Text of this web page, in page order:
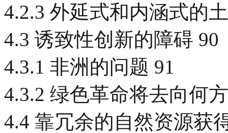
4.2.3 外延式和内涵式的
4.3 诱致性创新的障碍 90
4.3.1 非洲的问题 91
4.3.2 绿色革命将去向何
4.4 靠冗余的自然资源获